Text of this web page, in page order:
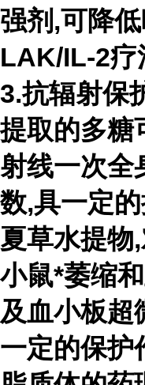
强剂,可降
LAK/IL-2疗
3.抗辐射保
提取的多糖
射线一次全
数,具一定
夏草水提物
小鼠*萎缩
及血小板超
一定的保护